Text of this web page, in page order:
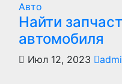
Авто
Найти
автомобиля
Июл 12, 2023